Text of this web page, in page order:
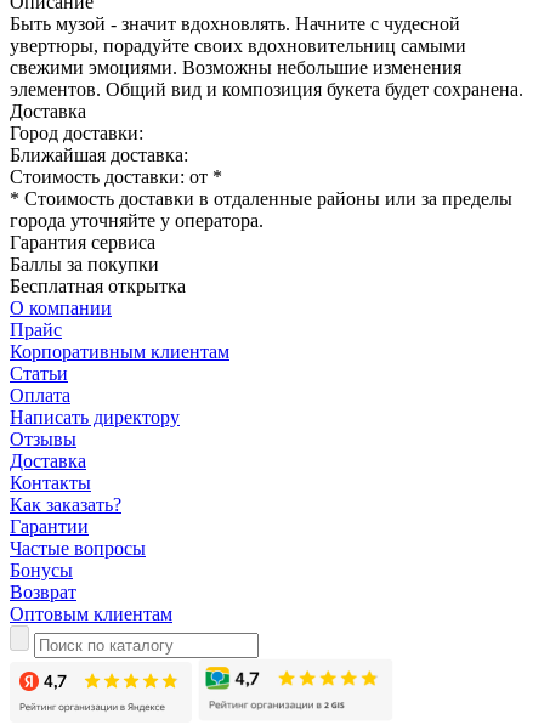
Быть музой - значит вдохновлять. Начните с чудесной
увертюры, порадуйте своих вдохновительниц самыми
свежими эмоциями. Возможны небольшие изменения
элементов. Общий вид и композиция букета будет сохранена.
Доставка
Город доставки:
Ближайшая доставка:
Стоимость доставки: от *
* Стоимость доставки в отдаленные районы или за пределы
города уточняйте у оператора.
Гарантия сервиса
Баллы за покупки
Бесплатная открытка
О компании
Прайс
Корпоративным клиентам
Статьи
Оплата
Написать директору
Отзывы
Доставка
Контакты
Как заказать?
Гарантии
Частые вопросы
Бонусы
Возврат
Оптовым клиентам